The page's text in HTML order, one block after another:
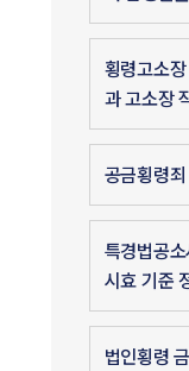
횡령고소
과 고소장
공금횡령
특경법공
시효 기준
법인횡령